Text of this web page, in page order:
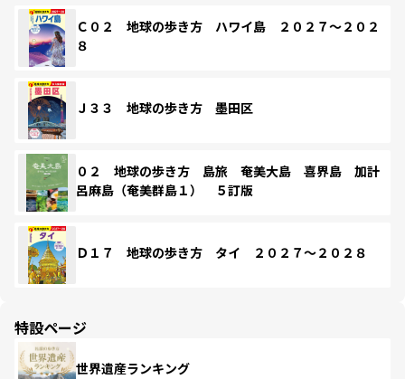
Ｃ０２ 地球の歩き方 ハワイ島 ２０２７～２０２
８
Ｊ３３ 地球の歩き方 墨田区
０２ 地球の歩き方 島旅 奄美大島 喜界島 加計
呂麻島（奄美群島１） ５訂版
Ｄ１７ 地球の歩き方 タイ ２０２７～２０２８
特設ページ
世界遺産ランキング